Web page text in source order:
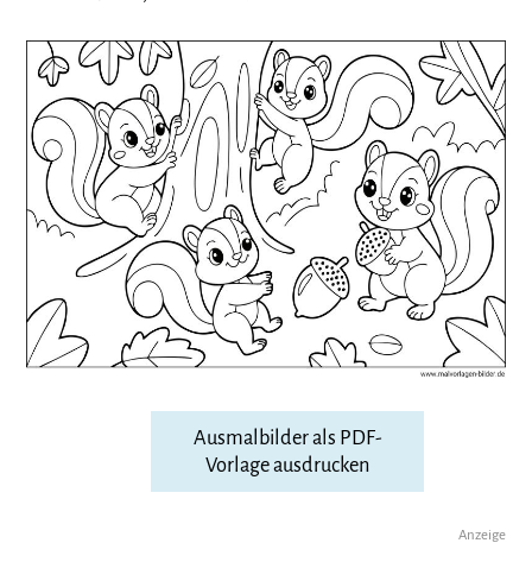
Ausmalbilder als PDF-
Vorlage ausdrucken
Anzeige